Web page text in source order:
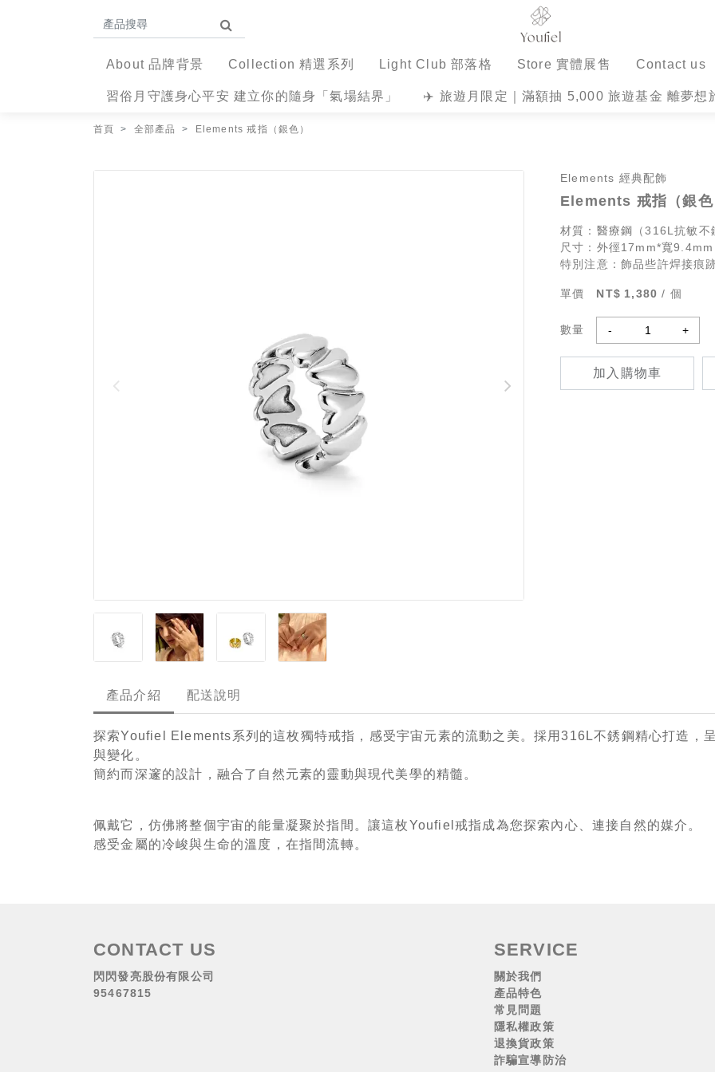
About 品牌背景 Collection 精選系列 Light Club 部落格 Store 實體展售 Contact us
習俗月守護身心平安 建立你的隨身「氣場結界」 ✈️ 旅遊月限定｜滿額抽 5,000 旅遊基金 離夢想
首頁 全部產品 Elements 戒指（銀色）
Elements 經典配飾
Elements 戒指（銀
材質：醫療鋼（316L抗敏不
尺寸：外徑17mm*寬9.4mm
特別注意：飾品些許焊接痕
單價 1,380 / 個
數量 - +
加入購物車
產品介紹 配送說明
探索Youfiel Elements系列的這枚獨特戒指，感受宇宙元素的流動之美。採用316L不銹鋼精心打造，
與變化。
簡約而深邃的設計，融合了自然元素的靈動與現代美學的精髓。
佩戴它，仿佛將整個宇宙的能量凝聚於指間。讓這枚Youfiel戒指成為您探索內心、連接自然的媒介。
感受金屬的冷峻與生命的溫度，在指間流轉。
CONTACT US
閃閃發亮股份有限公司
95467815
SERVICE
關於我們
產品特色
常見問題
隱私權政策
退換貨政策
詐騙宣導防治